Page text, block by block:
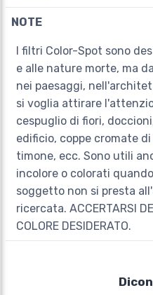
NOTE
I filtri Color-Spot sono
e alle nature morte, ma
nei paesaggi,
si voglia attirare
cespuglio di fiori,
edificio, coppe cromate
timone, ecc. Sono utili
incolore o colorati
soggetto non si presta
ricercata. ACCERTARSI
COLORE DESIDERATO.